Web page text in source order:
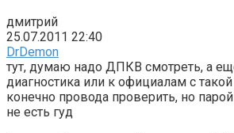
дмитрий
25.07.2011 22:40
DrDemon
тут, думаю надо ДПКВ смотреть, а
диагностика или к официалам с
конечно провода проверить, но
не есть гуд